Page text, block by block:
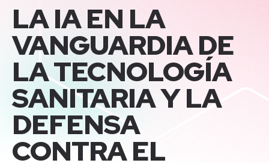
LA IA EN LA
VANGUARDIA DE
LA TECNOLOGÍA
SANITARIA Y LA
DEFENSA
CONTRA EL